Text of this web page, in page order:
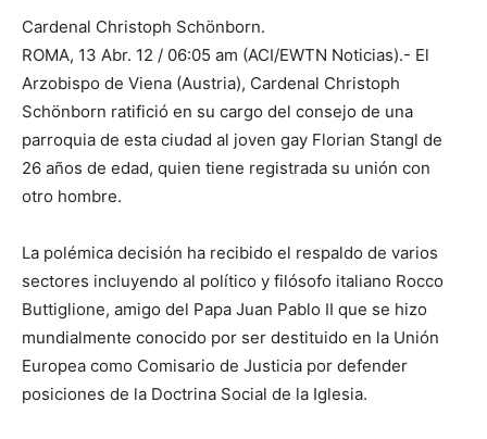
Cardenal Christoph Schönborn.
ROMA, 13 Abr. 12 / 06:05 am (ACI/EWTN Noticias).- El
Arzobispo de Viena (Austria), Cardenal Christoph
Schönborn ratifició en su cargo del consejo de una
parroquia de esta ciudad al joven gay Florian Stangl de
26 años de edad, quien tiene registrada su unión con
otro hombre.
La polémica decisión ha recibido el respaldo de varios
sectores incluyendo al político y filósofo italiano Rocco
Buttiglione, amigo del Papa Juan Pablo II que se hizo
mundialmente conocido por ser destituido en la Unión
Europea como Comisario de Justicia por defender
posiciones de la Doctrina Social de la Iglesia.